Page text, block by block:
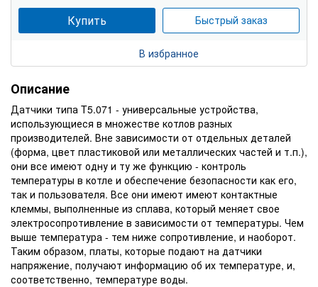
Купить Быстрый заказ
В избранное
Описание
Датчики типа T5.071 - универсальные устройства,
использующиеся в множестве котлов разных
производителей. Вне зависимости от отдельных деталей
(форма, цвет пластиковой или металлических частей и т.п.),
они все имеют одну и ту же функцию - контроль
температуры в котле и обеспечение безопасности как его,
так и пользователя. Все они имеют имеют контактные
клеммы, выполненные из сплава, который меняет свое
электросопротивление в зависимости от температуры. Чем
выше температура - тем ниже сопротивление, и наоборот.
Таким образом, платы, которые подают на датчики
напряжение, получают информацию об их температуре, и,
соответственно, температуре воды.